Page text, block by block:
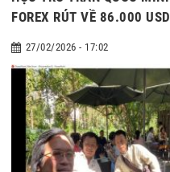
FOREX RÚT VỀ 86.000 USD
27/02/2026 - 17:02